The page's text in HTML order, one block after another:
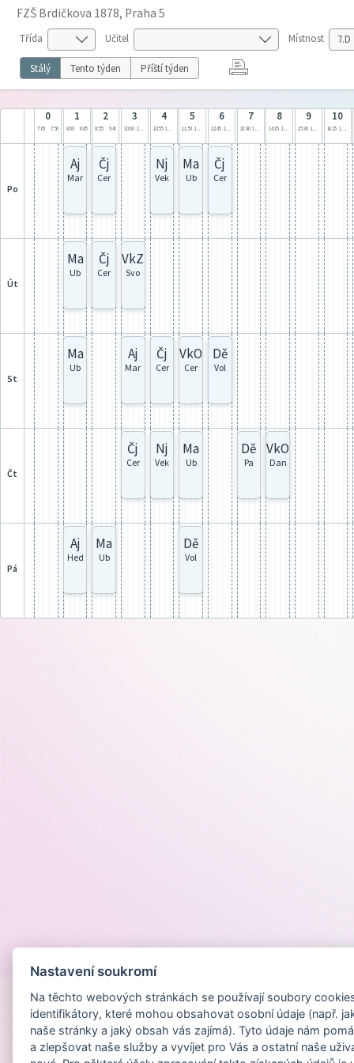
FZŠ Brdičkova 1878, Praha 5
Třída Učitel Místnost
Stálý Tento týden Příští týden
0
7:05 7:50
1
8:00 8:45
2
8:55 9:40
3
10:00 10:45
4
10:55 11:40
5
11:50 12:35
6
12:45 13:30
7
13:40 14:25
8
14:35 15:20
9
15:30 16:15
10
16:25 17:10
po
Aj
Mar
Čj
Cer
Nj
Vek
Ma
Ub
Čj
Cer
út
Ma
Ub
Čj
Cer
VkZ
Svo
st
Ma
Ub
Aj
Mar
Čj
Cer
VkO
Cer
Dě
Vol
čt
Čj
Cer
Nj
Vek
Ma
Ub
Dě
Pa
VkO
Dan
pá
Aj
Hed
Ma
Ub
Dě
Vol
Nastavení soukromí
Na těchto webových stránkách se používají soubory
identifikátory, které mohou obsahovat osobní údaje (např.
naše stránky a jaký obsah vás zajímá). Tyto údaje nám
a zlepšovat naše služby a vyvíjet pro Vás a ostatní naše